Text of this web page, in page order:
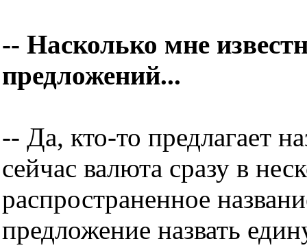
-- Насколько мне
предложений...
-- Да, кто-то предлагает
сейчас валюта сразу в
распространенное
предложение назвать